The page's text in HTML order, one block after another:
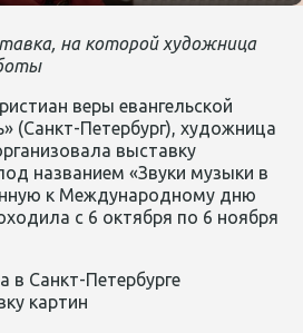
на которой художница
веры евангельской
(Санкт-Петербург), художница
выставку
названием «Звуки музыки в
к Международному дню
с 6 октября по 6 ноября